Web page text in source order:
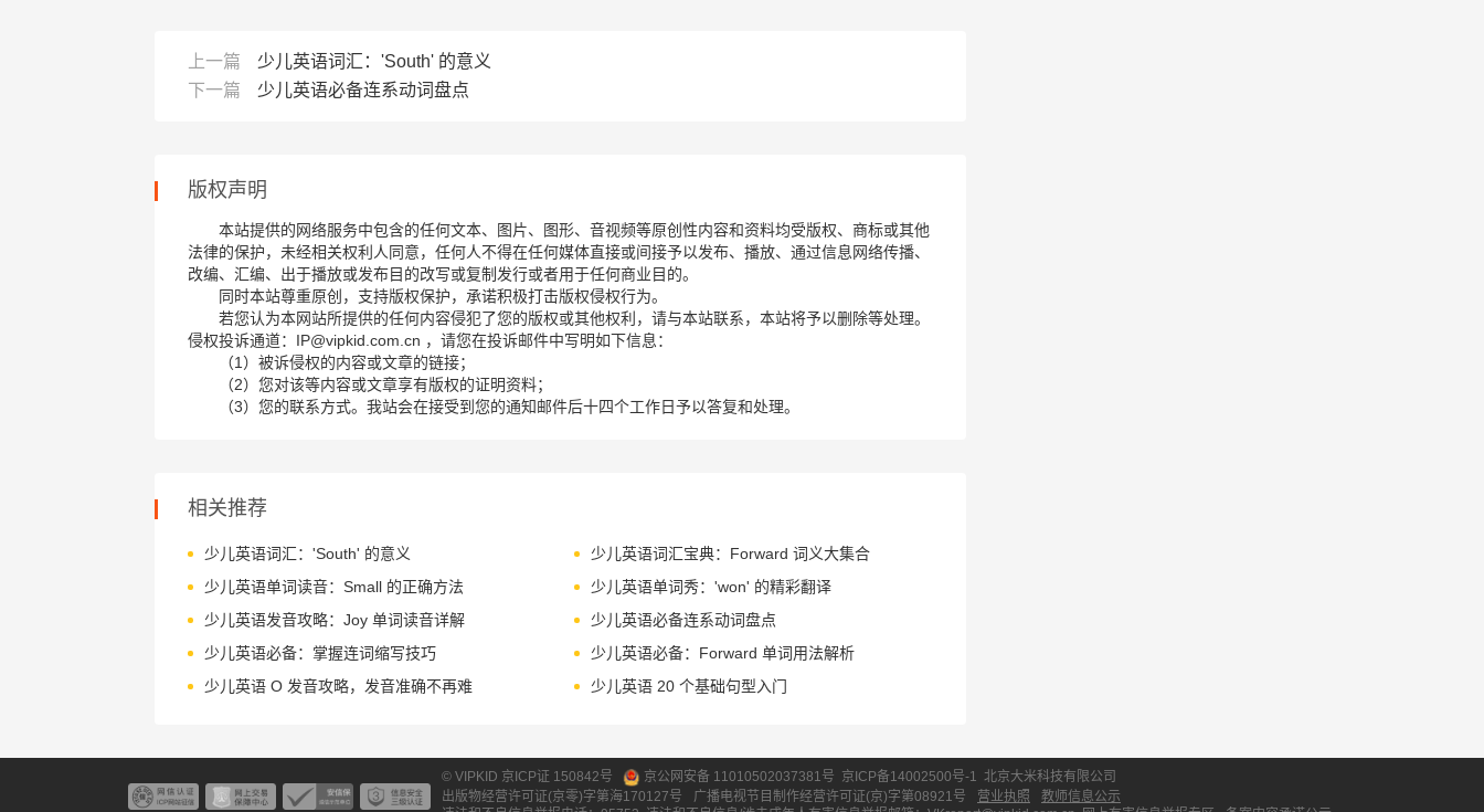
上一篇
少儿英语词汇：'South' 的意义
下一篇
少儿英语必备连系动词盘点
版权声明
本站提供的网络服务中包含的任何文本、图片、图形、音视频等原创性内容和资料均受版权、商标或其他
法律的保护，未经相关权利人同意，任何人不得在任何媒体直接或间接予以发布、播放、通过信息网络传播、
改编、汇编、出于播放或发布目的改写或复制发行或者用于任何商业目的。
同时本站尊重原创，支持版权保护，承诺积极打击版权侵权行为。
若您认为本网站所提供的任何内容侵犯了您的版权或其他权利，请与本站联系，本站将予以删除等处理。
侵权投诉通道：IP@vipkid.com.cn ，请您在投诉邮件中写明如下信息：
（1）被诉侵权的内容或文章的链接；
（2）您对该等内容或文章享有版权的证明资料；
（3）您的联系方式。我站会在接受到您的通知邮件后十四个工作日予以答复和处理。
相关推荐
少儿英语词汇：'South' 的意义
少儿英语词汇宝典：Forward 词义大集合
少儿英语单词读音：Small 的正确方法
少儿英语单词秀：'won' 的精彩翻译
少儿英语发音攻略：Joy 单词读音详解
少儿英语必备连系动词盘点
少儿英语必备：掌握连词缩写技巧
少儿英语必备：Forward 单词用法解析
少儿英语 O 发音攻略，发音准确不再难
少儿英语 20 个基础句型入门
© VIPKID 京ICP证 150842号 京公网安备 11010502037381号 京ICP备14002500号-1 北京大米科技有限公司
出版物经营许可证(京零)字第海170127号
广播电视节目制作经营许可证(京)字第08921号 营业执照
教师信息公示